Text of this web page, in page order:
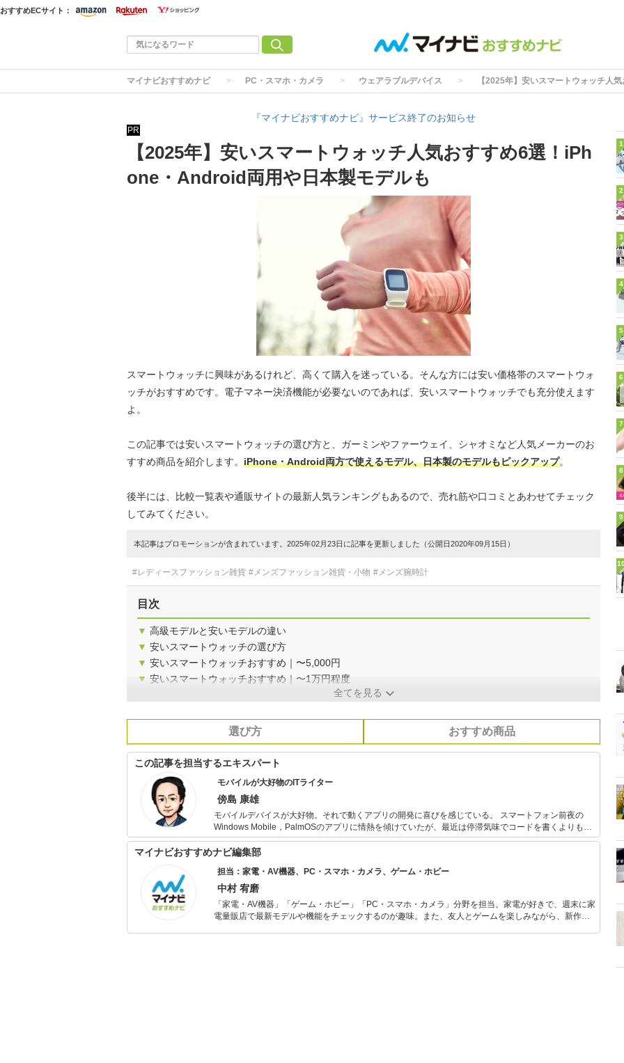
おすすめECサイト：
マイナビおすすめナビ PC・スマホ・カメラ ウェアラブルデバイス 【2025年】安いスマートウォッチ人
『マイナビおすすめナビ』サービス終了のお知らせ
PR
【2025年】安いスマートウォッチ人気おすすめ6選！iPh
one・Android両用や日本製モデルも
スマートウォッチに興味があるけれど、高くて購入を迷っている。そんな方には安い価格帯のスマートウォ
ッチがおすすめです。電子マネー決済機能が必要ないのであれば、安いスマートウォッチでも充分使えます
よ。
この記事では安いスマートウォッチの選び方と、ガーミンやファーウェイ、シャオミなど人気メーカーのお
すすめ商品を紹介します。 iPhone・Android両方で使えるモデル、日本製のモデルもピックアップ。
後半には、比較一覧表や通販サイトの最新人気ランキングもあるので、売れ筋や口コミとあわせてチェック
してみてください。
本記事はプロモーションが含まれています。2025年02月23日に記事を更新しました（公開日2020年09月15日）
#レディースファッション雑貨 #メンズファッション雑貨・小物 #メンズ腕時計
目次
▼ 高級モデルと安いモデルの違い
▼ 安いスマートウォッチの選び方
▼ 安いスマートウォッチおすすめ｜〜5,000円
▼ 安いスマートウォッチおすすめ｜〜1万円程度
全てを見る
選び方 おすすめ商品
この記事を担当するエキスパート
モバイルが大好物のITライター
傍島 康雄
モバイルデバイスが大好物。それで動くアプリの開発に喜びを感じている。 スマートフォン前夜の
Windows Mobile，PalmOSのアプリに情熱を傾けていたが、最近は停滞気味でコードを書くよりも文
章を書く機会が多くなっており、文章を書くのも、プログラミングと同じくらい奥深い作業だと感じ
ている。
マイナビおすすめナビ編集部
担当：家電・AV機器、PC・スマホ・カメラ、ゲーム・ホビー
中村 宥磨
「家電・AV機器」「ゲーム・ホビー」「PC・スマホ・カメラ」分野を担当。家電が好きで、週末に家
電量販店で最新モデルや機能をチェックするのが趣味。また、友人とゲームを楽しみながら、新作タ
1
2
3
4
5
6
7
8
9